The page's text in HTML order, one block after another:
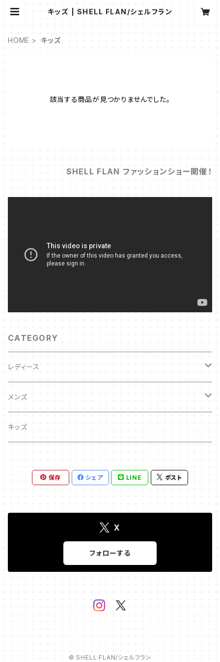
キッズ | SHELL FLAN/シェルフラン
HOME キッズ
該当する商品が見つかりませんでした。
SHELL FLAN ファッションショー開催！
CATEGORY
レディース
キッズ
メンズ
キッズ
キッズ
保存 シェア LINE ポスト
X
フォローする
© SHELL FLAN/シェルフラン